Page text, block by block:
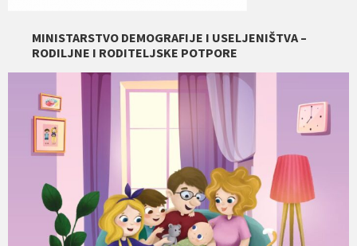
MINISTARSTVO DEMOGRAFIJE I USELJENIŠTVA –
RODILJNE I RODITELJSKE POTPORE